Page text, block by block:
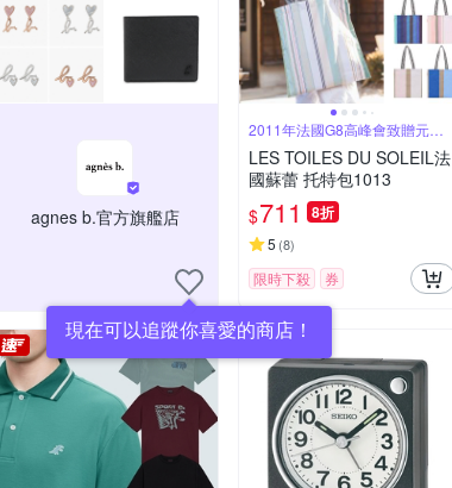
agnes b.官方旗艦店
現在可以追蹤你喜愛的商店！
2011年法國G8高峰會致贈元首
的禮品
LES TOILES DU SOLEIL法
國蘇蕾 托特包1013
$711 8折
5 (8)
限時下殺 券